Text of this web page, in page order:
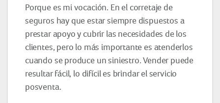
Porque es mi vocación. En el corretaje de
seguros hay que estar siempre dispuestos a
prestar apoyo y cubrir las necesidades de los
clientes, pero lo más importante es atenderlos
cuando se produce un siniestro. Vender puede
resultar fácil, lo difícil es brindar el servicio
posventa.